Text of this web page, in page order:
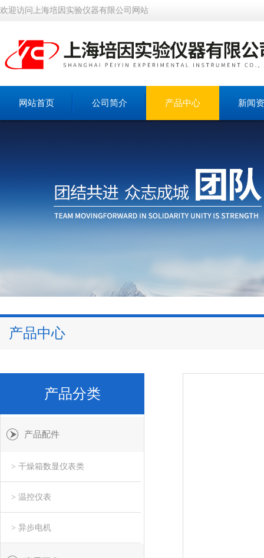
欢迎访问上海培因实验仪器有限公司网站
网站首页 公司简介 产品中心 新闻
产品中心
产品分类
产品配件
> 干燥箱数显仪表类
> 温控仪表
> 异步电机